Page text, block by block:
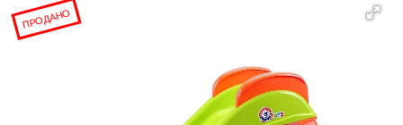
ПРОДАНО